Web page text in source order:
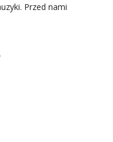
Przed nami